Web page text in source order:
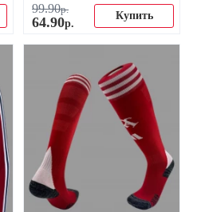
99.90р.
64.90р.
Купить